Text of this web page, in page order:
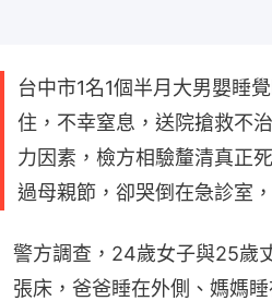
台中市1名1個半月大男嬰睡
住，不幸窒息，送院搶救不
力因素，檢方相驗釐清真正
過母親節，卻哭倒在急診室
警方調查，24歲女子與25歲
張床，爸爸睡在外側、媽媽